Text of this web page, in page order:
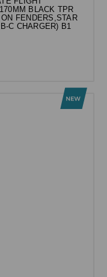
BLACK TPR
FENDERS,STAR
C CHARGER) B1